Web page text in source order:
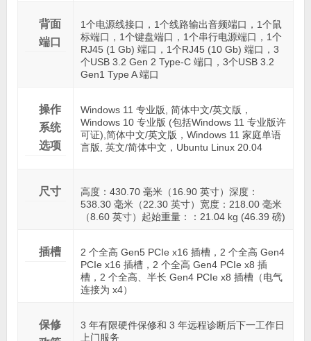
背面
端口
1个电源线接口，1个线路输出音频端口，1个鼠
标端口，1个键盘端口，1个串行电源端口，1个
RJ45 (1 Gb) 端口，1个RJ45 (10 Gb) 端口，3
个USB 3.2 Gen 2 Type-C 端口，3个USB 3.2
Gen1 Type A 端口
操作
系统
选项
Windows 11 专业版, 简体中文/英文版，
Windows 10 专业版 (包括Windows 11 专业版许
可证),简体中文/英文版，Windows 11 家庭单语
言版, 英文/简体中文，Ubuntu Linux 20.04
尺寸
高度：430.70 毫米（16.90 英寸）深度：
538.30 毫米（22.30 英寸）宽度：218.00 毫米
（8.60 英寸）起始重量：：21.04 kg (46.39 磅)
插槽
2 个全高 Gen5 PCIe x16 插槽，2 个全高 Gen4
PCIe x16 插槽，2 个全高 Gen4 PCIe x8 插
槽，2 个全高、半长 Gen4 PCIe x8 插槽（电气
连接为 x4）
保修
3 年有限硬件保修和 3 年远程诊断后下一工作日
上门服务